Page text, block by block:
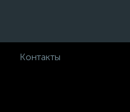
Контакты